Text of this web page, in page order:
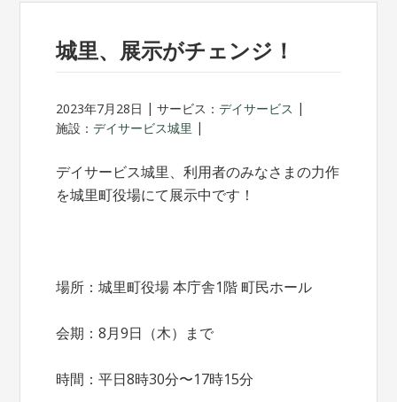
城里、展示がチェンジ！
2023年7月28日 サービス：デイサービス
施設：デイサービス城里
デイサービス城里、利用者のみなさまの力作
を城里町役場にて展示中です！
場所：城里町役場 本庁舎1階 町民ホール
会期：8月9日（木）まで
時間：平日8時30分〜17時15分